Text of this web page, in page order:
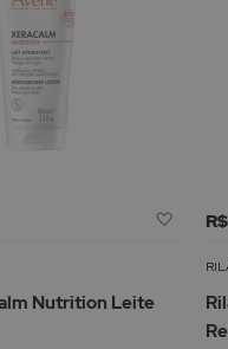
Lista
Nutrition Leite